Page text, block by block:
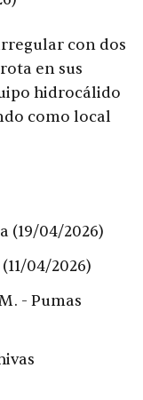
con dos
en sus
hidrocálido
como local
(19/04/2026)
04/2026)
- Pumas